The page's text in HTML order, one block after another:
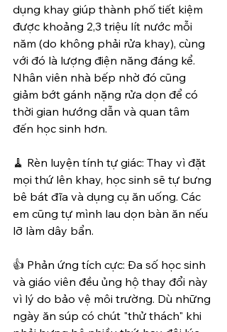
dụng khay giúp thành phố tiết kiệm
được khoảng 2,3 triệu lít nước mỗi
năm (do không phải rửa khay), cùng
với đó là lượng điện năng đáng kể.
Nhân viên nhà bếp nhờ đó cũng
giảm bớt gánh nặng rửa dọn để có
thời gian hướng dẫn và quan tâm
đến học sinh hơn.
🧹 Rèn luyện tính tự giác: Thay vì đặt
mọi thứ lên khay, học sinh sẽ tự bưng
bê bát đĩa và dụng cụ ăn uống. Các
em cũng tự mình lau dọn bàn ăn nếu
lỡ làm dây bẩn.
👍 Phản ứng tích cực: Đa số học sinh
và giáo viên đều ủng hộ thay đổi này
vì lý do bảo vệ môi trường. Dù những
ngày ăn súp có chút "thử thách" khi